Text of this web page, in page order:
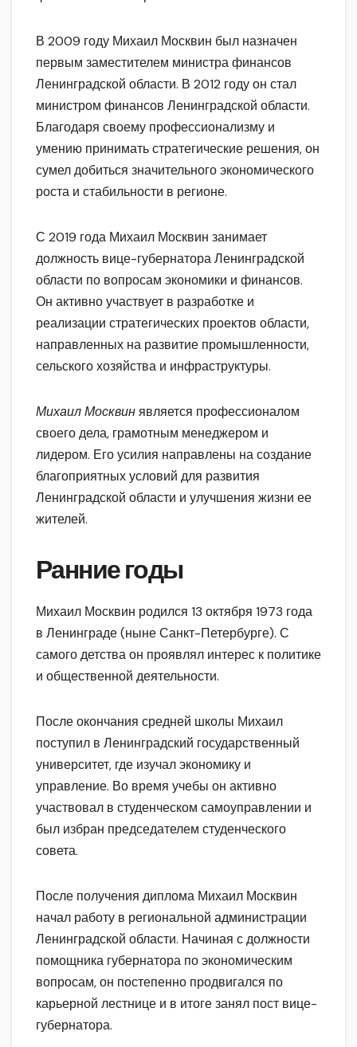
В 2009 году Михаил Москвин был назначен
первым заместителем министра финансов
Ленинградской области. В 2012 году он стал
министром финансов Ленинградской области.
Благодаря своему профессионализму и
умению принимать стратегические решения, он
сумел добиться значительного экономического
роста и стабильности в регионе.
С 2019 года Михаил Москвин занимает
должность вице-губернатора Ленинградской
области по вопросам экономики и финансов.
Он активно участвует в разработке и
реализации стратегических проектов области,
направленных на развитие промышленности,
сельского хозяйства и инфраструктуры.
Михаил Москвинявляется профессионалом
своего дела, грамотным менеджером и
лидером. Его усилия направлены на создание
благоприятных условий для развития
Ленинградской области и улучшения жизни ее
жителей.
Ранние годы
Михаил Москвин родился 13 октября 1973 года
в Ленинграде (ныне Санкт-Петербурге). С
самого детства он проявлял интерес к политике
и общественной деятельности.
После окончания средней школы Михаил
поступил в Ленинградский государственный
университет, где изучал экономику и
управление. Во время учебы он активно
участвовал в студенческом самоуправлении и
был избран председателем студенческого
совета.
После получения диплома Михаил Москвин
начал работу в региональной администрации
Ленинградской области. Начиная с должности
помощника губернатора по экономическим
вопросам, он постепенно продвигался по
карьерной лестнице и в итоге занял пост вице-
губернатора.